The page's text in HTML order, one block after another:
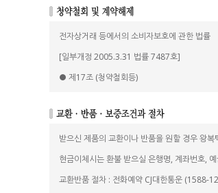
전자상거래 등에서의 소비자보호에 관한 법률
[일부개정 2005.3.31 법률 7487호]
● 제17조 (청약철회등)
받으신 제품의 교환이나 반품을 원할 경우 왕
현금이체시는 환불 받으실 은행명, 계좌번호,
교환반품 절차 : 전화예약 CJ대한통운 (1588-